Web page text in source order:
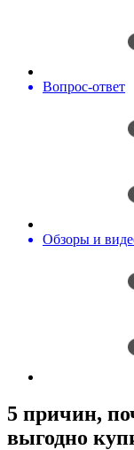
Вопрос-ответ
Обзоры и
5 причин,
выгодно